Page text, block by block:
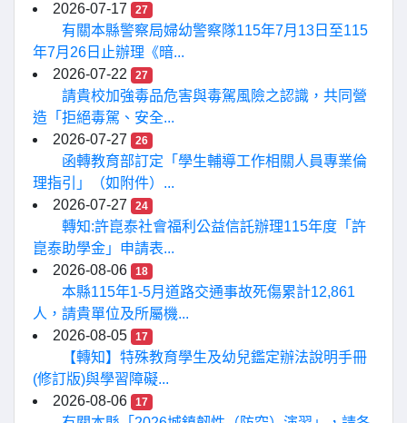
2026-07-17
27
有關本縣警察局婦幼警察隊115年7月13日至115
年7月26日止辦理《暗...
2026-07-22
27
請貴校加強毒品危害與毒駕風險之認識，共同營
造「拒絕毒駕、安全...
2026-07-27
26
函轉教育部訂定「學生輔導工作相關人員專業倫
理指引」（如附件）...
2026-07-27
24
轉知:許崑泰社會福利公益信託辦理115年度「許
崑泰助學金」申請表...
2026-08-06
18
本縣115年1-5月道路交通事故死傷累計12,861
人，請貴單位及所屬機...
2026-08-05
17
【轉知】特殊教育學生及幼兒鑑定辦法說明手冊
(修訂版)與學習障礙...
2026-08-06
17